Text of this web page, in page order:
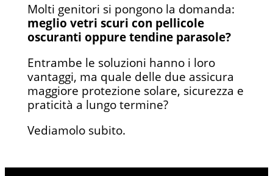
Molti genitori si pongono la domanda:
meglio vetri scuri con pellicole
oscuranti oppure tendine parasole?
Entrambe le soluzioni hanno i loro
vantaggi, ma quale delle due assicura
maggiore protezione solare, sicurezza e
praticità a lungo termine?
Vediamolo subito.